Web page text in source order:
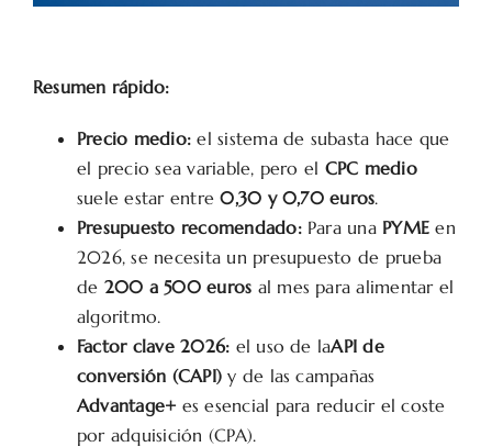
Resumen rápido:
Precio medio: el sistema de subasta hace que
el precio sea variable, pero el CPC medio
suele estar entre0,30 y 0,70 euros.
Presupuesto recomendado:Para una PYME en
2026, se necesita un presupuesto de prueba
de 200 a 500 euros al mes para alimentar el
algoritmo.
Factor clave 2026: el uso de laAPI de
conversión (CAPI) y de las campañas
Advantage+ es esencial para reducir el coste
por adquisición (CPA).